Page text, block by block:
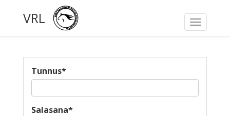
Toggle
VRL
Tunnus*
Salasana*